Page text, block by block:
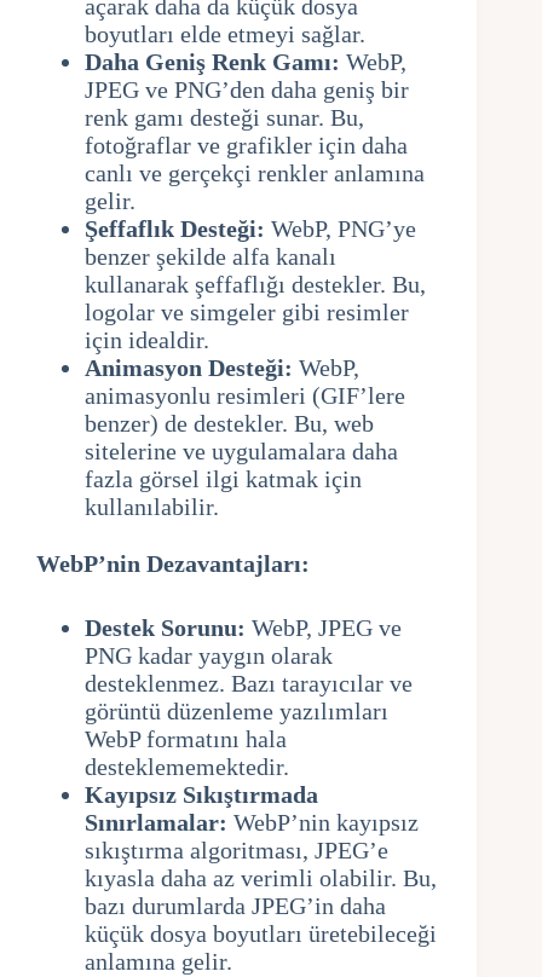
açarak daha da küçük dosya
boyutları elde etmeyi sağlar.
Daha Geniş Renk Gamı: WebP,
JPEG ve PNG’den daha geniş bir
renk gamı ​​desteği sunar. Bu,
fotoğraflar ve grafikler için daha
canlı ve gerçekçi renkler anlamına
gelir.
Şeffaflık Desteği: WebP, PNG’ye
benzer şekilde alfa kanalı
kullanarak şeffaflığı destekler. Bu,
logolar ve simgeler gibi resimler
için idealdir.
Animasyon Desteği: WebP,
animasyonlu resimleri (GIF’lere
benzer) de destekler. Bu, web
sitelerine ve uygulamalara daha
fazla görsel ilgi katmak için
kullanılabilir.
WebP’nin Dezavantajları:
Destek Sorunu: WebP, JPEG ve
PNG kadar yaygın olarak
desteklenmez. Bazı tarayıcılar ve
görüntü düzenleme yazılımları
WebP formatını hala
desteklememektedir.
Kayıpsız Sıkıştırmada
Sınırlamalar: WebP’nin kayıpsız
sıkıştırma algoritması, JPEG’e
kıyasla daha az verimli olabilir. Bu,
bazı durumlarda JPEG’in daha
küçük dosya boyutları üretebileceği
anlamına gelir.